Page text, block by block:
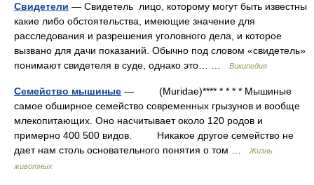
Свидетели — Свидетель лицо, которому могут быть известны
какие либо обстоятельства, имеющие значение для
расследования и разрешения уголовного дела, и которое
вызвано для дачи показаний. Обычно под словом «свидетель»
понимают свидетеля в суде, однако это… …
Википедия
Семейство мышиные — (Muridae)**** * * * * Мышиные
самое обширное семейство современных грызунов и вообще
млекопитающих. Оно насчитывает около 120 родов и
примерно 400 500 видов. Никакое другое семейство не
дает нам столь основательного понятия о том …
Жизнь
животных